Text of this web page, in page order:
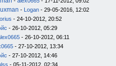
- Logan - 29-05-2016, 12:02
- 24-10-2012, 20:52
- 26-10-2012, 05:29
- 26-10-2012, 06:11
- 27-10-2012, 13:34
- 27-10-2012, 14:46
- 05-11-2012, 02:34